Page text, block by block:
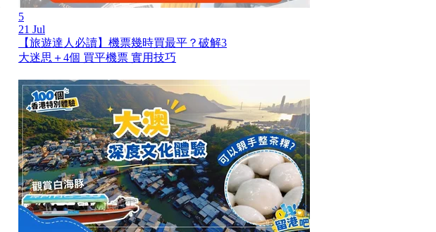
5
21 Jul
【旅遊達人必讀】機票幾時買最平？破解3
大迷思＋4個 買平機票 實用技巧